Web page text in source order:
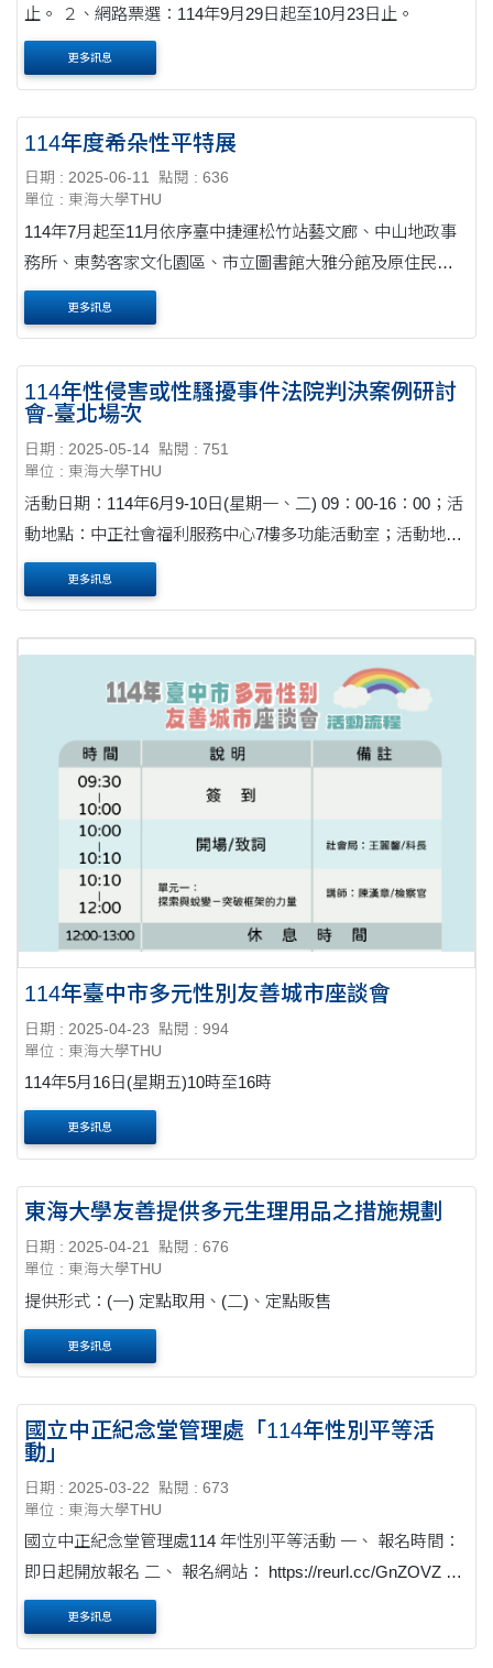
止。 ２、網路票選：114年9月29日起至10月23日止。
更多訊息
114年度希朵性平特展
日期 : 2025-06-11
點閱 : 636
單位 : 東海大學THU
114年7月起至11月依序臺中捷運松竹站藝文廊、中山地政事
務所、東勢客家文化園區、市立圖書館大雅分館及原住民族
文化館等
更多訊息
114年性侵害或性騷擾事件法院判決案例研討
會-臺北場次
日期 : 2025-05-14 點閱 : 751
單位 : 東海大學THU
活動日期：114年6月9-10日(星期一、二) 09：00-16：00；活
動地點：中正社會福利服務中心7樓多功能活動室；活動地
址：臺北市中正區延平南路207號7樓
更多訊息
114年臺中市多元性別友善城市座談會
日期 : 2025-04-23
點閱 : 994
單位 : 東海大學THU
114年5月16日(星期五)10時至16時
更多訊息
東海大學友善提供多元生理用品之措施規劃
日期 : 2025-04-21
點閱 : 676
單位 : 東海大學THU
提供形式：(一) 定點取用、(二)、定點販售
更多訊息
國立中正紀念堂管理處「114年性別平等活
動」
日期 : 2025-03-22
點閱 : 673
單位 : 東海大學THU
國立中正紀念堂管理處114 年性別平等活動 一、 報名時間：
即日起開放報名 二、 報名網站： https://reurl.cc/GnZOVZ
三、 活動簡介：參考附件
更多訊息